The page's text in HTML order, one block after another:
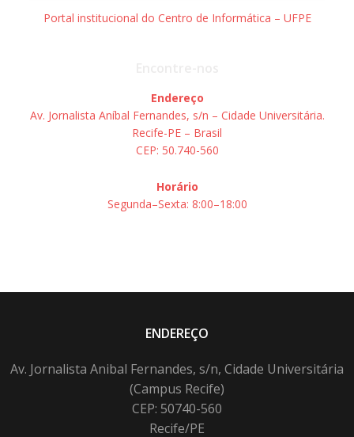
Portal institucional do Centro de Informática – UFPE
Endereço
Av. Jornalista Aníbal Fernandes, s/n – Cidade Universitária.
Recife-PE – Brasil
CEP: 50.740-560
Horário
Segunda–Sexta: 8:00–18:00
ENDEREÇO
Av. Jornalista Anibal Fernandes, s/n, Cidade Universitária
(Campus Recife)
CEP: 50740-560
Recife/PE